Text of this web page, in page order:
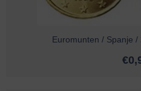
Euromunten / Spanje
€